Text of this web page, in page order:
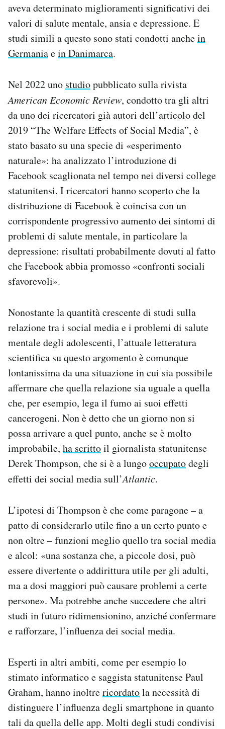
aveva determinato miglioramenti significativi dei
valori di salute mentale, ansia e depressione. E
studi simili a questo sono stati condotti anchein
Germaniaein Danimarca.
Nel 2022 uno studiopubblicato sulla rivista
American Economic Review, condotto tra gli altri
da uno dei ricercatori già autori dell’articolo del
2019 “The Welfare Effects of Social Media”, è
stato basato su una specie di «esperimento
naturale»: ha analizzato l’introduzione di
Facebook scaglionata nel tempo nei diversi college
statunitensi. I ricercatori hanno scoperto che la
distribuzione di Facebook è coincisa con un
corrispondente progressivo aumento dei sintomi di
problemi di salute mentale, in particolare la
depressione: risultati probabilmente dovuti al fatto
che Facebook abbia promosso «confronti sociali
sfavorevoli».
Nonostante la quantità crescente di studi sulla
relazione tra i social media e i problemi di salute
mentale degli adolescenti, l’attuale letteratura
scientifica su questo argomento è comunque
lontanissima da una situazione in cui sia possibile
affermare che quella relazione sia uguale a quella
che, per esempio, lega il fumo ai suoi effetti
cancerogeni. Non è detto che un giorno non si
possa arrivare a quel punto, anche se è molto
improbabile, ha scrittoil giornalista statunitense
Derek Thompson, che si è a lungooccupatodegli
effetti dei social media sull’Atlantic.
L’ipotesi di Thompson è che come paragone – a
patto di considerarlo utile fino a un certo punto e
non oltre – funzioni meglio quello tra social media
e alcol: «una sostanza che, a piccole dosi, può
essere divertente o addirittura utile per gli adulti,
ma a dosi maggiori può causare problemi a certe
persone». Ma potrebbe anche succedere che altri
studi in futuro ridimensionino, anziché confermare
e rafforzare, l’influenza dei social media.
Esperti in altri ambiti, come per esempio lo
stimato informatico e saggista statunitense Paul
Graham, hanno inoltrericordatola necessità di
distinguere l’influenza degli smartphone in quanto
tali da quella delle app. Molti degli studi condivisi